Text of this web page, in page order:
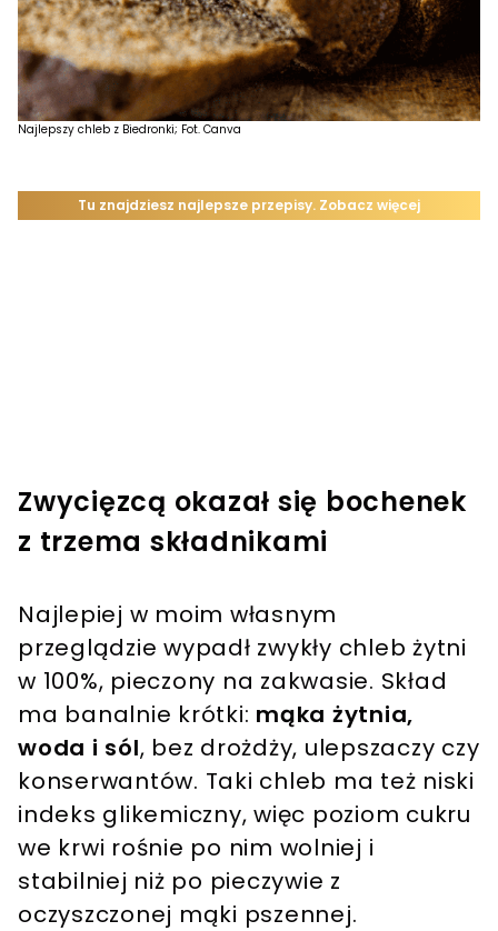
Najlepszy chleb z Biedronki; Fot. Canva
Zwycięzcą okazał się bochenek
z trzema składnikami
Najlepiej w moim własnym
przeglądzie wypadł zwykły chleb żytni
w 100%, pieczony na zakwasie. Skład
ma banalnie krótki: mąka żytnia,
woda i sól, bez drożdży, ulepszaczy czy
konserwantów. Taki chleb ma też niski
indeks glikemiczny, więc poziom cukru
we krwi rośnie po nim wolniej i
stabilniej niż po pieczywie z
oczyszczonej mąki pszennej.